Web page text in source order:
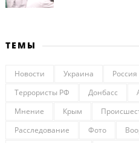
ТЕМЫ
Новости Украина Россия
Террористы РФ
Донбасс
Мнение
Крым
Расследование
Фото